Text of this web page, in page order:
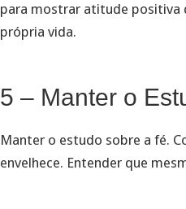
para mostrar atitude positiva
própria vida.
5 – Manter o
Manter o estudo sobre a fé.
envelhece. Entender que